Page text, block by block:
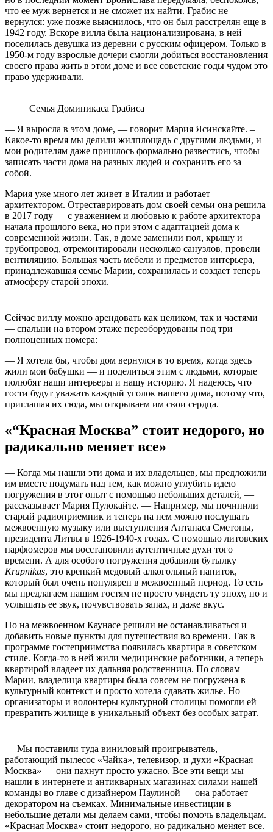
что ее муж вернется и не сможет их найти. Грабис не
вернулся: уже позже выяснилось, что он был расстрелян еще в
1942 году. Вскоре вилла была национализирована, в ней
поселилась девушка из деревни с русским офицером. Только в
1950-м году взрослые дочери смогли добиться восстановления
своего права жить в этом доме и все советские годы чудом это
право удерживали.
Семья Доминикаса Грабиса
— Я выросла в этом доме, — говорит Мария Ясинскайте. –
Какое-то время мы делили жилплощадь с другими людьми, и
мои родителям даже пришлось формально развестись, чтобы
записать части дома на разных людей и сохранить его за
собой.
Мария уже много лет живет в Италии и работает
архитектором. Отреставрировать дом своей семьи она решила
в 2017 году — с уважением и любовью к работе архитектора
начала прошлого века, но при этом с адаптацией дома к
современной жизни. Так, в доме заменили пол, крышу и
трубопровод, отремонтировали несколько санузлов, провели
вентиляцию. Большая часть мебели и предметов интерьера,
принадлежавшая семье Марии, сохранилась и создает теперь
атмосферу старой эпохи.
Сейчас виллу можно арендовать как целиком, так и частями
— спальни на втором этаже переоборудованы под три
полноценных номера:
— Я хотела бы, чтобы дом вернулся в то время, когда здесь
жили мои бабушки — и поделиться этим с людьми, которые
полюбят наши интерьеры и нашу историю. Я надеюсь, что
гости будут уважать каждый уголок нашего дома, потому что,
приглашая их сюда, мы открываем им свои сердца.
«“Красная Москва” стоит недорого, но
радикально меняет все»
— Когда мы нашли эти дома и их владельцев, мы предложили
им вместе подумать над тем, как можно углубить идею
погружения в этот опыт с помощью небольших деталей, —
рассказывает Мария Пулокайте. — Например, мы починили
старый радиоприемник и теперь на нем можно послушать
межвоенную музыку или выступления Антанаса Сметоны,
президента Литвы в 1926-1940-х годах. С помощью литовских
парфюмеров мы восстановили аутентичные духи того
времени. А для особого погружения добавили бутылку
Krupnikas, это крепкий медовый алкогольный напиток,
который был очень популярен в межвоенный период. То есть
мы предлагаем нашим гостям не просто увидеть ту эпоху, но и
услышать ее звук, почувствовать запах, и даже вкус.
Но на межвоенном Каунасе решили не останавливаться и
добавить новые пункты для путешествия во времени. Так в
программе гостеприимства появилась квартира в советском
стиле. Когда-то в ней жили медицинские работники, а теперь
квартирой владеет их дальняя родственница. По словам
Марии, владелица квартиры была совсем не погружена в
культурный контекст и просто хотела сдавать жилье. Но
организаторы и волонтеры культурной столицы помогли ей
превратить жилище в уникальный объект без особых затрат.
— Мы поставили туда виниловый проигрыватель,
работающий пылесос «Чайка», телевизор, и духи «Красная
Москва» — они пахнут просто ужасно. Все эти вещи мы
нашли в интернете и антикварных магазинах силами нашей
команды во главе с дизайнером Паулиной — она работает
декоратором на съемках. Минимальные инвестиции в
небольшие детали мы делаем сами, чтобы помочь владельцам.
«Красная Москва» стоит недорого, но радикально меняет все.